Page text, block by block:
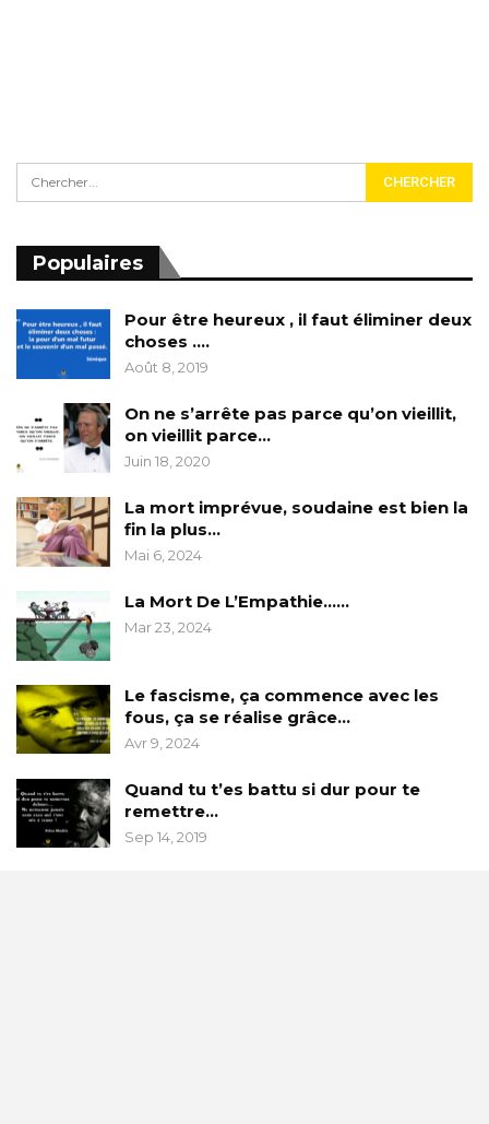
Populaires
Pour être heureux , il faut éliminer deux
choses ….
Août 8, 2019
On ne s’arrête pas parce qu’on vieillit,
on vieillit parce…
Juin 18, 2020
La mort imprévue, soudaine est bien la
fin la plus…
Mai 6, 2024
La Mort De L’Empathie……
Mar 23, 2024
Le fascisme, ça commence avec les
fous, ça se réalise grâce…
Avr 9, 2024
Quand tu t’es battu si dur pour te
remettre…
Sep 14, 2019